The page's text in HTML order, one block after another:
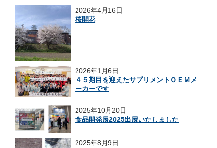
2026年4月16日
桜開花
2026年1月6日
４５期目を迎えたサプリメントＯＥＭメ
ーカーです
2025年10月20日
食品開発展2025出展いたしました
2025年8月9日